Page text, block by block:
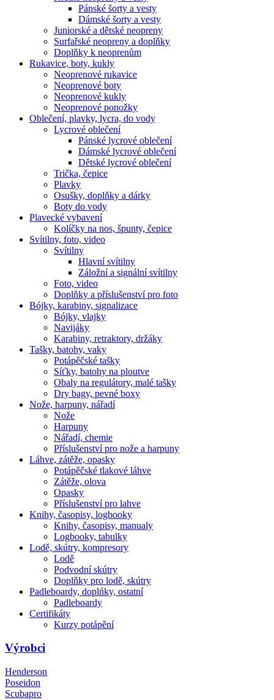
Pánské šorty a vesty
Dámské šorty a vesty
Juniorské a dětské neopreny
Surfařské neopreny a doplňky
Doplňky k neoprenům
Rukavice, boty, kukly
Neoprenové rukavice
Neoprenové boty
Neoprenové kukly
Neoprenové ponožky
Oblečení, plavky, lycra, do vody
Lycrové oblečení
Pánské lycrové oblečení
Dámské lycrové oblečení
Dětské lycrové oblečení
Trička, čepice
Plavky
Osušky, doplňky a dárky
Boty do vody
Plavecké vybavení
Kolíčky na nos, špunty, čepice
Svítilny, foto, video
Svítilny
Hlavní svítilny
Záložní a signální svítilny
Foto, video
Doplňky a příslušenství pro foto
Bójky, karabiny, signalizace
Bójky, vlajky
Navijáky
Karabiny, retraktory, držáky
Tašky, batohy, vaky
Potápěčské tašky
Síťky, batohy na ploutve
Obaly na regulátory, malé tašky
Dry bagy, pevné boxy
Nože, harpuny, nářadí
Nože
Harpuny
Nářadí, chemie
Příslušenství pro nože a harpuny
Láhve, zátěže, opasky
Potápěčské tlakové láhve
Zátěže, olova
Opasky
Příslušenství pro lahve
Knihy, časopisy, logbooky
Knihy, časopisy, manualy
Logbooky, tabulky
Lodě, skútry, kompresory
Lodě
Podvodní skútry
Doplňky pro lodě, skútry
Padleboardy, doplńky, ostatní
Padleboardy
Certifikáty
Kurzy potápění
Výrobci
Henderson
Poseidon
Scubapro